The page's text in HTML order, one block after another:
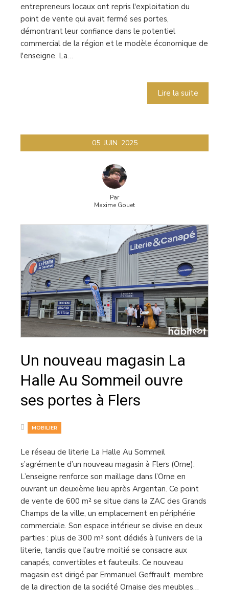
entrepreneurs locaux ont repris l'exploitation du
point de vente qui avait fermé ses portes,
démontrant leur confiance dans le potentiel
commercial de la région et le modèle économique de
l'enseigne. La…
Lire la suite
05 JUIN 2025
Par
Maxime Gouet
Un nouveau magasin La
Halle Au Sommeil ouvre
ses portes à Flers
MOBILIER
Le réseau de literie La Halle Au Sommeil
s’agrémente d’un nouveau magasin à Flers (Orne).
L’enseigne renforce son maillage dans l’Orne en
ouvrant un deuxième lieu après Argentan. Ce point
de vente de 600 m² se situe dans la ZAC des Grands
Champs de la ville, un emplacement en périphérie
commerciale. Son espace intérieur se divise en deux
parties : plus de 300 m² sont dédiés à l’univers de la
literie, tandis que l’autre moitié se consacre aux
canapés, convertibles et fauteuils. Ce nouveau
magasin est dirigé par Emmanuel Geffrault, membre
de la direction de la société Ornaise des meubles…